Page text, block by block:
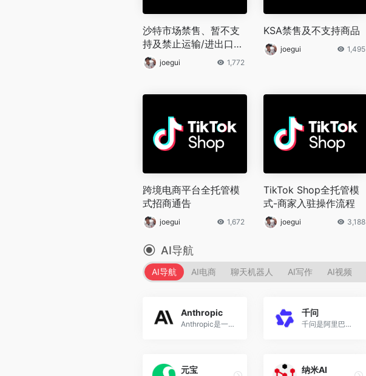
沙特市场禁售、暂不支
持及禁止运输/进出口商
品政策joegui 1,772
KSA禁售及不支持商品
joegui 1,495
跨境电商平台全托管模
式招商通告
joegui 1,672
TikTok Shop全托管模
式-商家入驻操作流程​
joegui 3,188
AI导航
AI导航 AI电商 聊天机器人 AI写作 AI视频
Anthropic
Anthropic是一家位于美国加州...
千问
千问是阿里巴巴于2025年11月1...
元宝 纳米AI